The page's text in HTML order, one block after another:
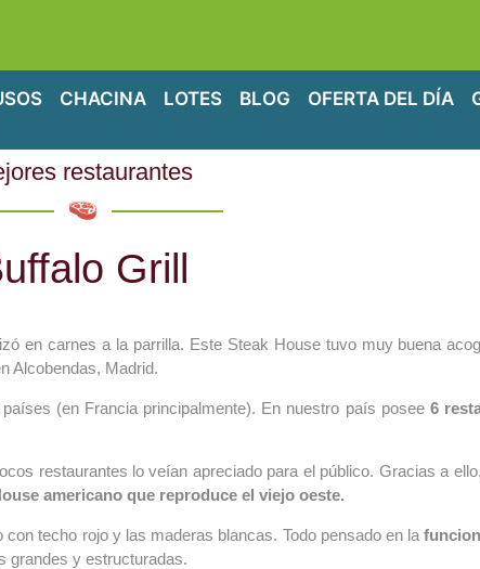
CHACINA LOTES BLOG OFERTA DEL DÍA
restaurantes
Grill
en carnes a la parrilla. Este Steak House tuvo muy buena
Alcobendas, Madrid.
(en Francia principalmente). En nuestro país posee 6
restaurantes lo veían apreciado para el público. Gracias a
americano que reproduce el viejo oeste.
techo rojo y las maderas blancas. Todo pensado en la
grandes y estructuradas.